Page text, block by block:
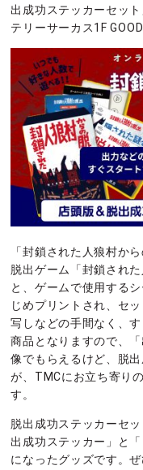
出成功ステッカーセッ
テリーサーカス1F
「封鎖された人狼村か
脱出ゲーム「封鎖され
と、ゲームで使用する
じめプリントされ、セ
写しなどの手間なく、
商品となりますので、
像でもらえるけど、脱
が、TMCにお立ち寄り
す。
脱出成功ステッカーセ
出成功ステッカー」と
になったグッズです。